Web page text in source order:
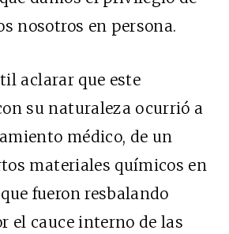
nosotros en persona.
aclarar que este
su naturaleza ocurrió a
médico, de un
materiales químicos en
fueron resbalando
el cauce interno de las